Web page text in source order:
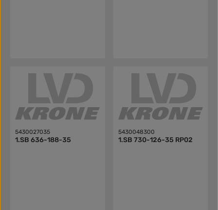
5430027035
1.SB 636-188-35
5430048300
1.SB 730-126-35 RP02